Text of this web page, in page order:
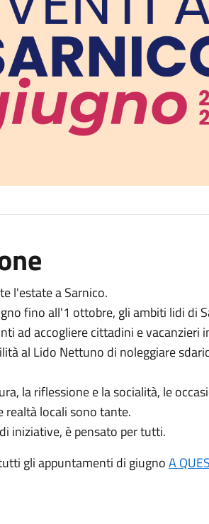
l'estate a Sarnico.
fino all'1 ottobre, gli ambiti lidi di
ad accogliere cittadini e vacanzieri
al Lido Nettuno di noleggiare
la riflessione e la socialità, le
realtà locali sono tante.
iniziative, è pensato per tutti.
gli appuntamenti di giugnoA